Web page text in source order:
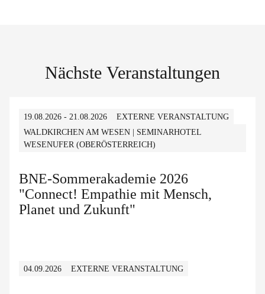
Nächste Veranstaltungen
19.08.2026 - 21.08.2026
EXTERNE VERANSTALTUNG
WALDKIRCHEN AM WESEN | SEMINARHOTEL
WESENUFER (OBERÖSTERREICH)
BNE-Sommerakademie 2026
"Connect! Empathie mit Mensch,
Planet und Zukunft"
04.09.2026 EXTERNE VERANSTALTUNG